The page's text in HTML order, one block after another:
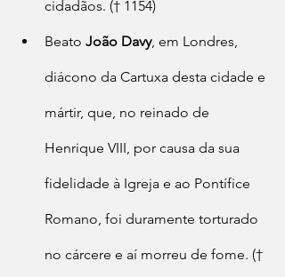
cidadãos. († 1154)
Beato João Davy, em Londres,
diácono da Cartuxa desta cidade e
mártir, que, no reinado de
Henrique VIII, por causa da sua
fidelidade à Igreja e ao Pontífice
Romano, foi duramente torturado
no cárcere e aí morreu de fome. (†